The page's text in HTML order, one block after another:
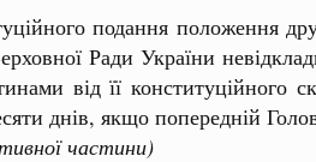
подання положення
Ради України
від її конституційного
днів, якщо попередній
частини)